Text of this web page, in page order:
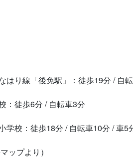
はり線「後免駅」：徒歩19分 / 自
：徒歩6分 / 自転車3分
学校：徒歩18分 / 自転車10分 / 車5
ップより）